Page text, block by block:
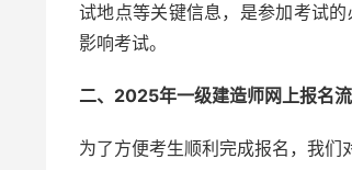
试地点等关键信息，是参加考试
影响考试。
二、2025年一级建造师网上报名流
为了方便考生顺利完成报名，我们